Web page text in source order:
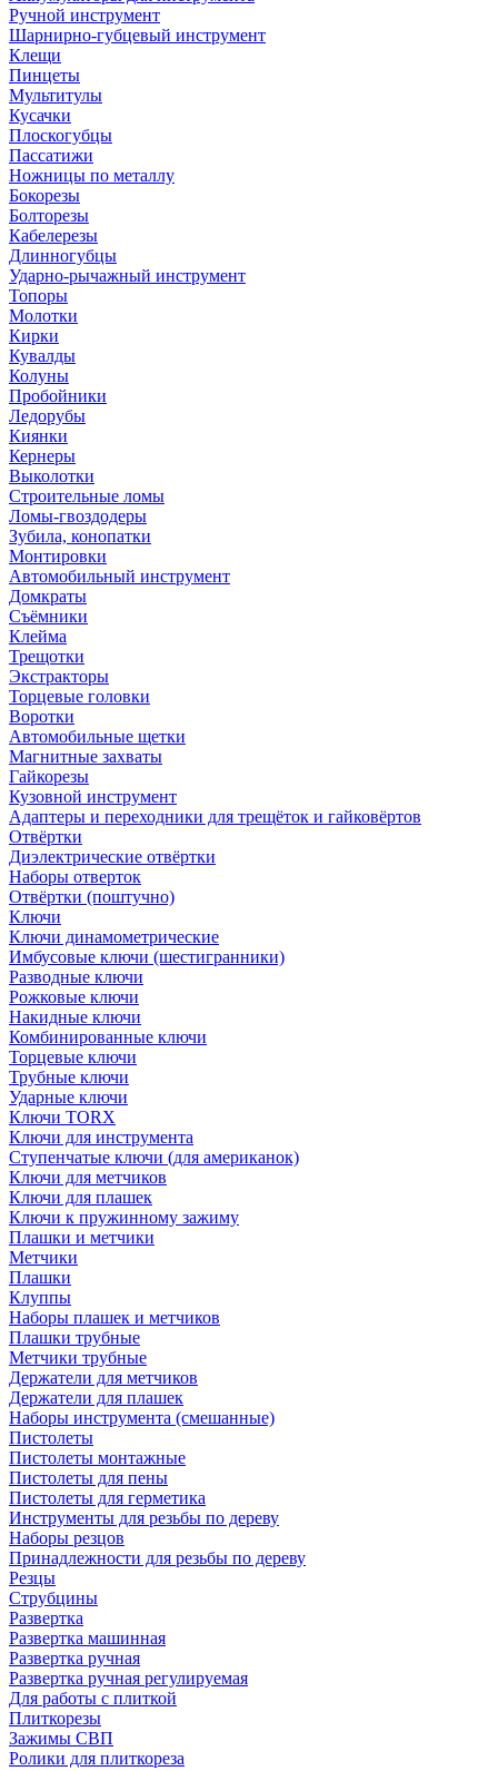
Ручной инструмент
Шарнирно-губцевый инструмент
Клещи
Пинцеты
Мультитулы
Кусачки
Плоскогубцы
Пассатижи
Ножницы по металлу
Бокорезы
Болторезы
Кабелерезы
Длинногубцы
Ударно-рычажный инструмент
Топоры
Молотки
Кирки
Кувалды
Колуны
Пробойники
Ледорубы
Киянки
Кернеры
Выколотки
Строительные ломы
Ломы-гвоздодеры
Зубила, конопатки
Монтировки
Автомобильный инструмент
Домкраты
Съёмники
Клейма
Трещотки
Экстракторы
Торцевые головки
Воротки
Автомобильные щетки
Магнитные захваты
Гайкорезы
Кузовной инструмент
Адаптеры и переходники для трещёток и гайковёртов
Отвёртки
Диэлектрические отвёртки
Наборы отверток
Отвёртки (поштучно)
Ключи
Ключи динамометрические
Имбусовые ключи (шестигранники)
Разводные ключи
Рожковые ключи
Накидные ключи
Комбинированные ключи
Торцевые ключи
Трубные ключи
Ударные ключи
Ключи TORX
Ключи для инструмента
Ступенчатые ключи (для американок)
Ключи для метчиков
Ключи для плашек
Ключи к пружинному зажиму
Плашки и метчики
Метчики
Плашки
Клуппы
Наборы плашек и метчиков
Плашки трубные
Метчики трубные
Держатели для метчиков
Держатели для плашек
Наборы инструмента (смешанные)
Пистолеты
Пистолеты монтажные
Пистолеты для пены
Пистолеты для герметика
Инструменты для резьбы по дереву
Наборы резцов
Принадлежности для резьбы по дереву
Резцы
Струбцины
Развертка
Развертка машинная
Развертка ручная
Развертка ручная регулируемая
Для работы с плиткой
Плиткорезы
Зажимы СВП
Ролики для плиткореза